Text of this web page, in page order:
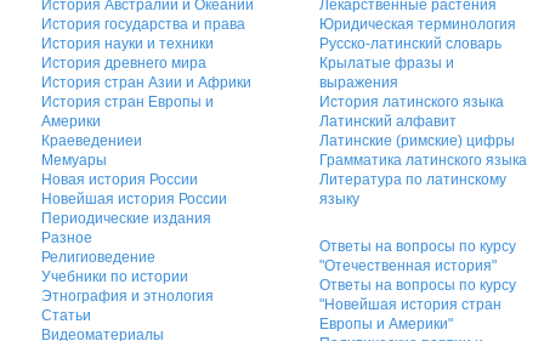
История Австралии и Океании
История государства и права
История науки и техники
История древнего мира
История стран Азии и Африки
История стран Европы и
Америки
Краеведениеи
Мемуары
Новая история России
Новейшая история России
Периодические издания
Разное
Религиоведение
Учебники по истории
Этнография и этнология
Статьи
Видеоматериалы
Лекарственные растения
Юридическая терминология
Русско-латинский словарь
Крылатые фразы и
выражения
История латинского языка
Латинский алфавит
Латинские (римские) цифры
Грамматика латинского языка
Литература по латинскому
языку
Ответы на вопросы по курсу
"Отечественная история"
Ответы на вопросы по курсу
"Новейшая история стран
Европы и Америки"